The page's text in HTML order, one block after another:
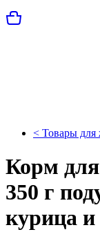
< Товары
Корм
350 г
курица